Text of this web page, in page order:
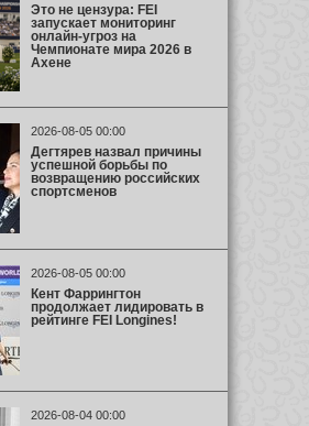
Это не цензура: FEI
запускает мониторинг
онлайн-угроз на
Чемпионате мира 2026 в
Ахене
2026-08-05 00:00
Дегтярев назвал причины
успешной борьбы по
возвращению российских
спортсменов
2026-08-05 00:00
Кент Фаррингтон
продолжает лидировать в
рейтинге FEI Longines!
2026-08-04 00:00